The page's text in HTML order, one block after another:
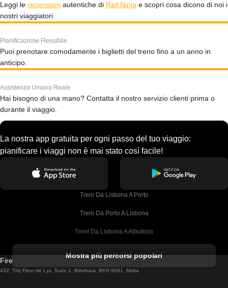
Leggi le recensioni autentiche di Rail Ninja e scopri cosa dicono di noi i
nostri viaggiatori.
Pianificazione Flessibile
Puoi prenotare comodamente i biglietti del treno fino a un anno in
anticipo.
Assistenza Umana Reale
Hai bisogno di una mano? Contatta il nostro servizio clienti prima o
durante il viaggio.
La nostra app gratuita per ogni passo del tuo viaggio:
pianificare i viaggi non è mai stato così facile!
Treni Da Lisbona A Porto
Treni Da Porto A Lisbona
Treni Da Lisbona A Albufeira
Treni Da Lisbona A Lagos
Mostra più percorsi popolari
Firebird GT Limited (OC 1451)
432, Triq Fleur de Lys, Suite 1, Birkirkara, BKR 9061, Malta